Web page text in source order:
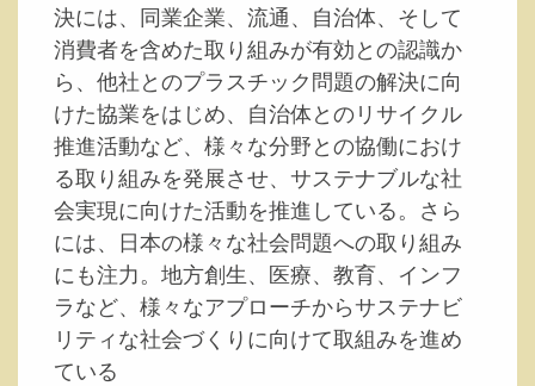
決には、同業企業、流通、自治体、そして
消費者を含めた取り組みが有効との認識か
ら、他社とのプラスチック問題の解決に向
けた協業をはじめ、自治体とのリサイクル
推進活動など、様々な分野との協働におけ
る取り組みを発展させ、サステナブルな社
会実現に向けた活動を推進している。さら
には、日本の様々な社会問題への取り組み
にも注力。地方創生、医療、教育、インフ
ラなど、様々なアプローチからサステナビ
リティな社会づくりに向けて取組みを進め
ている